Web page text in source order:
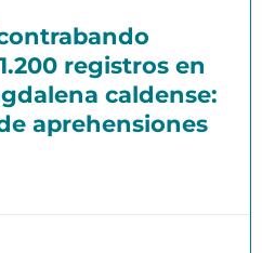
registros en
caldense:
aprehensiones